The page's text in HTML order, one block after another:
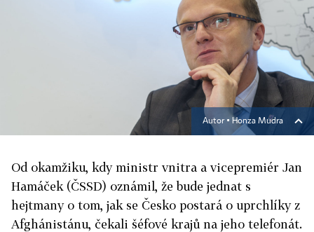
Autor ▪ Honza Mudra
Od okamžiku, kdy ministr vnitra a vicepremiér Jan
Hamáček (ČSSD) oznámil, že bude jednat s
hejtmany o tom, jak se Česko postará o uprchlíky z
Afghánistánu, čekali šéfové krajů na jeho telefonát.